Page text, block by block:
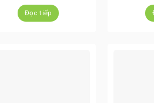
Đọc tiếp